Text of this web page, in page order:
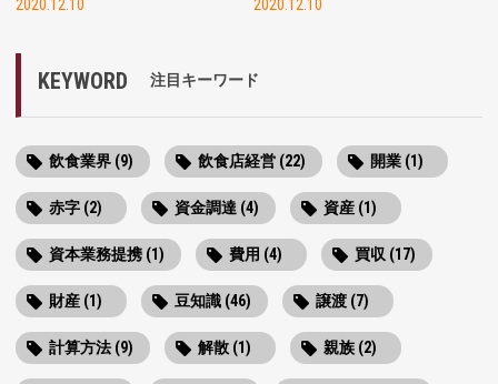
2020.12.10
2020.12.10
KEYWORD 注目キーワード
飲食業界 (9) 飲食店経営 (22) 開業 (1)
赤字 (2) 資金調達 (4) 資産 (1)
資本業務提携 (1) 費用 (4) 買収 (17)
財産 (1) 豆知識 (46) 譲渡 (7)
計算方法 (9) 解散 (1) 親族 (2)